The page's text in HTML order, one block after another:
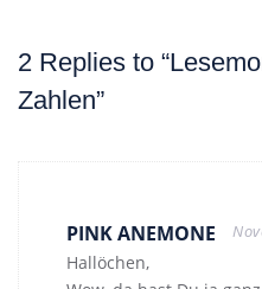
2 Replies to
Zahlen”
PINK ANEMONE
Hallöchen,